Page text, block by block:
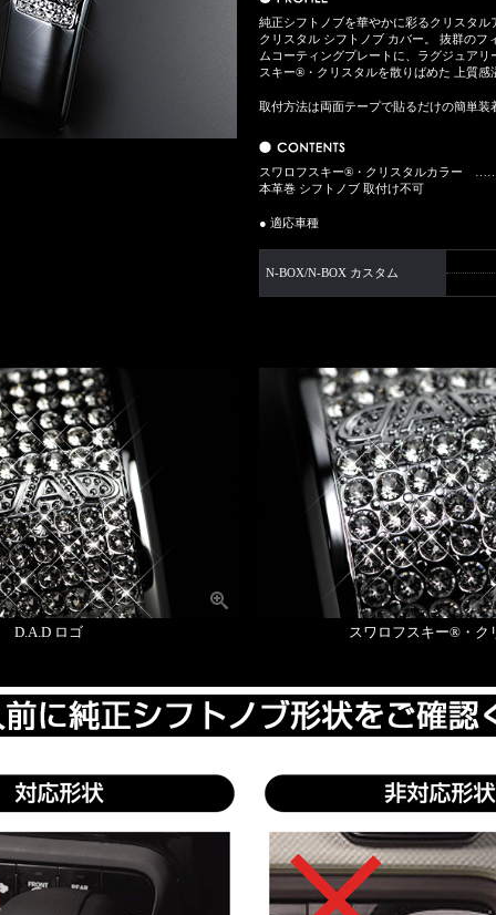
純正シフトノブを華やかに彩るクリスタル
クリスタル シフトノブ カバー。 抜群のフ
ムコーティングプレートに、ラグジュア
スキー®・クリスタルを散りばめた 上質感
取付方法は両面テープで貼るだけの簡単装
スワロフスキー®・クリスタルカラー
本革巻 シフトノブ 取付け不可
● 適応車種
N-BOX/N-BOX カスタム
D.A.D ロゴ スワロフスキー®・ク